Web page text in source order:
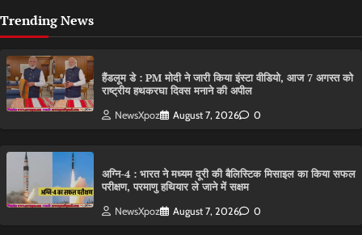
Trending News
हैंडलूम डे : PM मोदी ने जारी किया इंस्टा वीडियो, आज 7 अगस्त को
राष्ट्रीय हथकरघा दिवस मनाने की अपील
NewsXpoz August 7, 2026 0
अग्नि-4 : भारत ने मध्यम दूरी की बैलिस्टिक मिसाइल का किया सफल
परीक्षण, परमाणु हथियार ले जाने में सक्षम
NewsXpoz August 7, 2026 0